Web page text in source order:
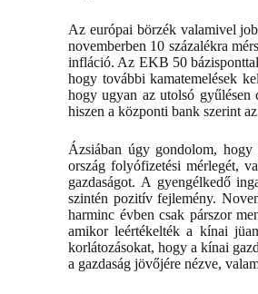
Az európai börzék valamivel
novemberben 10 százalékra
infláció. Az EKB 50
hogy további kamatemelések
hogy ugyan az utolsó gyűlésen
hiszen a központi bank szerint
Ázsiában úgy gondolom,
ország folyófizetési mérlegét,
gazdaságot. A gyengélkedő
szintén pozitív fejlemény.
harminc évben csak párszor
amikor leértékelték a kínai
korlátozásokat, hogy a kínai
a gazdaság jövőjére nézve,